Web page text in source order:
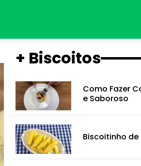
+ Biscoitos
Como Fazer
e Saboroso
Biscoitinho de